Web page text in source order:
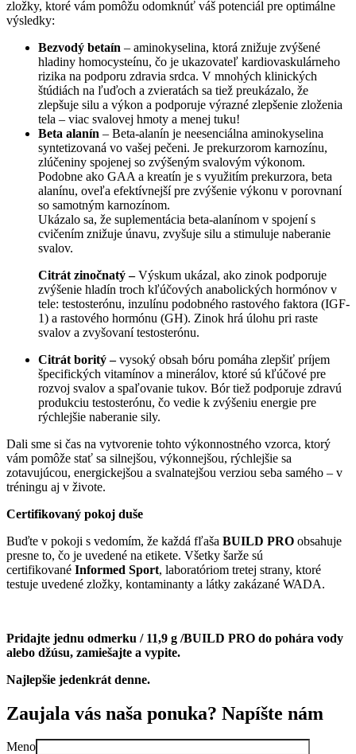
zložky, ktoré vám pomôžu odomknúť váš potenciál pre optimálne
výsledky:
Bezvodý betaín – aminokyselina, ktorá znižuje zvýšené
hladiny homocysteínu, čo je ukazovateľ kardiovaskulárneho
rizika na podporu zdravia srdca. V mnohých klinických
štúdiách na ľuďoch a zvieratách sa tiež preukázalo, že
zlepšuje silu a výkon a podporuje výrazné zlepšenie zloženia
tela – viac svalovej hmoty a menej tuku!
Beta alanín – Beta-alanín je neesenciálna aminokyselina
syntetizovaná vo vašej pečeni. Je prekurzorom karnozínu,
zlúčeniny spojenej so zvýšeným svalovým výkonom.
Podobne ako GAA a kreatín je s využitím prekurzora, beta
alanínu, oveľa efektívnejší pre zvýšenie výkonu v porovnaní
so samotným karnozínom.
Ukázalo sa, že suplementácia beta-alanínom v spojení s
cvičením znižuje únavu, zvyšuje silu a stimuluje naberanie
svalov.
Citrát zinočnatý –Výskum ukázal, ako zinok podporuje
zvýšenie hladín troch kľúčových anabolických hormónov v
tele: testosterónu, inzulínu podobného rastového faktora (IGF-
1) a rastového hormónu (GH). Zinok hrá úlohu pri raste
svalov a zvyšovaní testosterónu.
Citrát boritý –vysoký obsah bóru pomáha zlepšiť príjem
špecifických vitamínov a minerálov, ktoré sú kľúčové pre
rozvoj svalov a spaľovanie tukov. Bór tiež podporuje zdravú
produkciu testosterónu, čo vedie k zvýšeniu energie pre
rýchlejšie naberanie sily.
Dali sme si čas na vytvorenie tohto výkonnostného vzorca, ktorý
vám pomôže stať sa silnejšou, výkonnejšou, rýchlejšie sa
zotavujúcou, energickejšou a svalnatejšou verziou seba samého – v
tréningu aj v živote.
Certifikovaný pokoj duše
Buďte v pokoji s vedomím, že každá fľaša BUILD PRO obsahuje
presne to, čo je uvedené na etikete. Všetky šarže sú
certifikované Informed Sport, laboratóriom tretej strany, ktoré
testuje uvedené zložky, kontaminanty a látky zakázané WADA.
Pridajte jednu odmerku / 11,9 g /BUILD PRO do pohára vody
alebo džúsu, zamiešajte a vypite.
Najlepšie jedenkrát denne.
Zaujala vás naša ponuka? Napíšte nám
Meno